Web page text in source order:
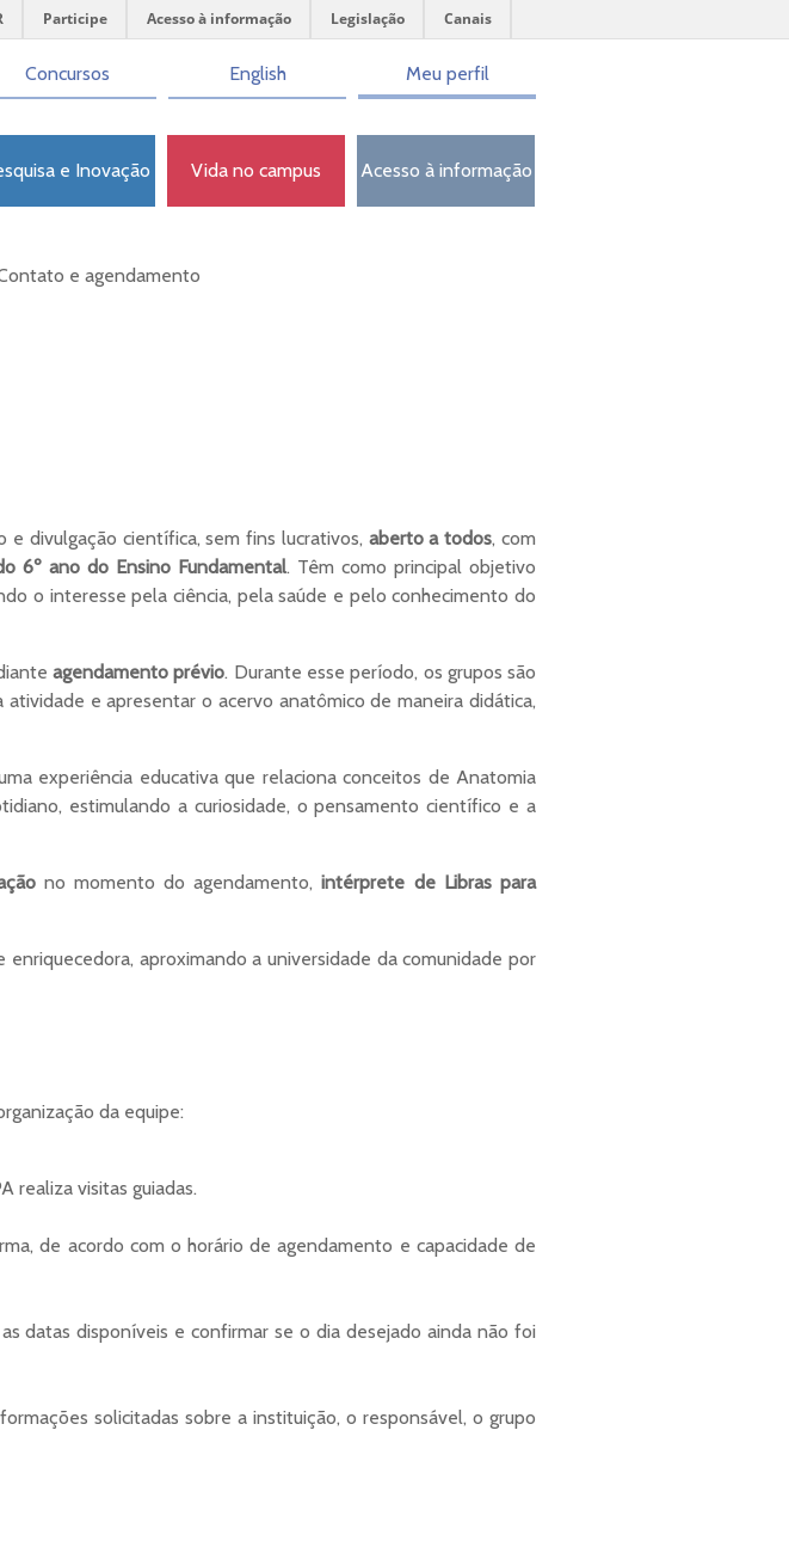
Participe Acesso à informação Legislação Canais
Concursos English Meu perfil
e Inovação Vida no campus Acesso à informação
e agendamento
e divulgação científica, sem fins lucrativos, aberto a todos, com
6º ano do Ensino Fundamental. Têm como principal objetivo
o interesse pela ciência, pela saúde e pelo conhecimento do
agendamento prévio. Durante esse período, os grupos são
e apresentar o acervo anatômico de maneira didática,
experiência educativa que relaciona conceitos de Anatomia
estimulando a curiosidade, o pensamento científico e a
no momento do agendamento, intérprete de Libras para
aproximando a universidade da comunidade por
da equipe:
realiza visitas guiadas.
de acordo com o horário de agendamento e capacidade de
datas disponíveis e confirmar se o dia desejado ainda não foi
solicitadas sobre a instituição, o responsável, o grupo